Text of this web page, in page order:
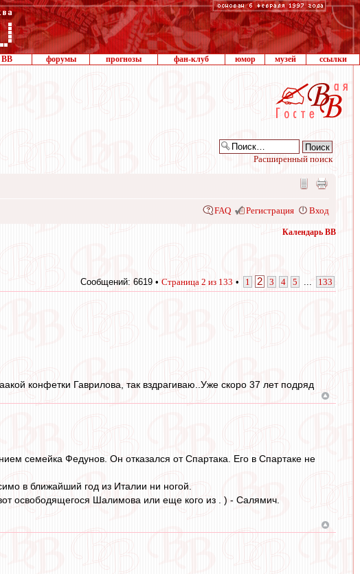
ВВ форумы прогнозы фан-клуб юмор музей ссылки
Расширенный поиск
FAQ Регистрация Вход
Календарь ВВ
Сообщений: 6619 • Страница 2 из 133 • 1 2 3 4 5 133
конфетки Гаврилова, так вздрагиваю..Уже скоро 37 лет подряд
семейка Федунов. Он отказался от Спартака. Его в Спартаке не
в ближайший год из Италии ни ногой.
освободящегося Шалимова или еще кого из . ) - Салямич.